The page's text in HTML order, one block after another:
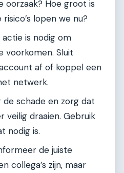
oorzaak? Hoe groot is
lopen we nu?
actie is nodig om
voorkomen. Sluit
af of koppel een
netwerk.
de schade en zorg dat
veilig draaien. Gebruik
nodig is.
de juiste
collega’s zijn, maar